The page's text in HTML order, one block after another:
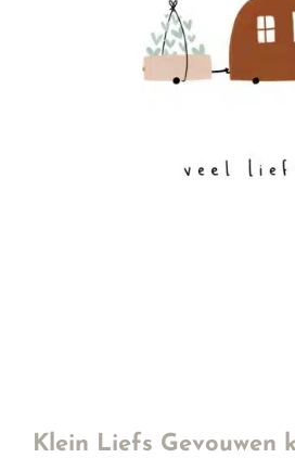
Klein Liefs Gevouwen